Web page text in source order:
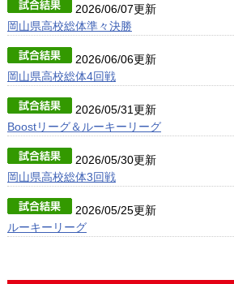
2026/06/07更新
岡山県高校総体準々決勝
2026/06/06更新
岡山県高校総体4回戦
2026/05/31更新
Boostリーグ＆ルーキーリーグ
2026/05/30更新
岡山県高校総体3回戦
2026/05/25更新
ルーキーリーグ